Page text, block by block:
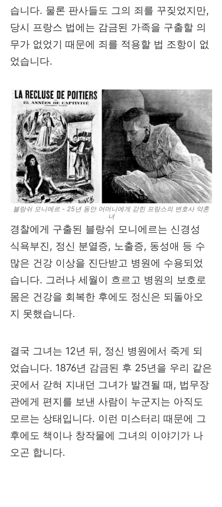
습니다. 물론 판사들도 그의 죄를 꾸짖었지만,
당시 프랑스 법에는 감금된 가족을 구출할 의
무가 없었기 때문에 죄를 적용할 법 조항이 없
었습니다.
블랑쉬 모니에르 - 25년 동안 어머니에게 갇힌 프랑스의 변호사 약혼
녀
경찰에게 구출된 블랑쉬 모니에르는 신경성
식욕부진, 정신 분열증, 노출증, 동성애 등 수
많은 건강 이상을 진단받고 병원에 수용되었
습니다. 그러나 세월이 흐르고 병원의 보호로
몸은 건강을 회복한 후에도 정신은 되돌아오
지 못했습니다.
결국 그녀는 12년 뒤, 정신 병원에서 죽게 되
었습니다. 1876년 감금된 후 25년을 우리 같은
곳에서 갇혀 지내던 그녀가 발견될 때, 법무장
관에게 편지를 보낸 사람이 누군지는 아직도
모르는 상태입니다. 이런 미스터리 때문에 그
후에도 책이나 창작물에 그녀의 이야기가 나
오곤 합니다.